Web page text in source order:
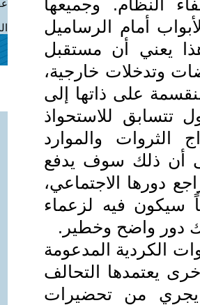
النظام. وجميعها
أمام الرساميل
يعني أن مستقبل
وتدخلات خارجية،
على ذاتها إلى
تتسابق للاستحواذ
الثروات والموارد
أن ذلك سوف يدفع
دورها الاجتماعي،
سيكون فيه لزعماء
دور واضح وخطير.
الكردية المدعومة
يعتمدها التحالف
يجري من تحضيرات